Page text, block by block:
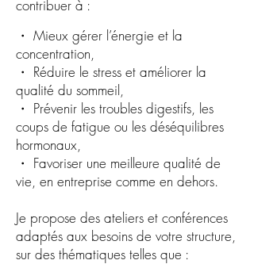
contribuer à :
・ Mieux gérer l’énergie et la
concentration,
・ Réduire le stress et améliorer la
qualité du sommeil,
・ Prévenir les troubles digestifs, les
coups de fatigue ou les déséquilibres
hormonaux,
・ Favoriser une meilleure qualité de
vie, en entreprise comme en dehors.
Je propose des ateliers et conférences
adaptés aux besoins de votre structure,
sur des thématiques telles que :